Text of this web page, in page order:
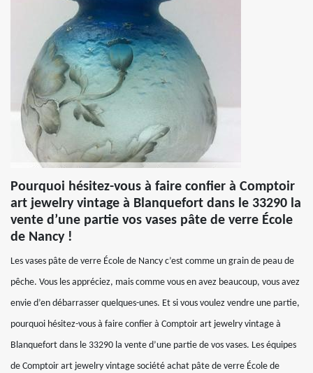
Pourquoi hésitez-vous à faire confier à Comptoir
art jewelry vintage à Blanquefort dans le 33290 la
vente d’une partie vos vases pâte de verre École
de Nancy !
Les vases pâte de verre École de Nancy c’est comme un grain de peau de
pêche. Vous les appréciez, mais comme vous en avez beaucoup, vous avez
envie d’en débarrasser quelques-unes. Et si vous voulez vendre une partie,
pourquoi hésitez-vous à faire confier à Comptoir art jewelry vintage à
Blanquefort dans le 33290 la vente d’une partie de vos vases. Les équipes
de Comptoir art jewelry vintage société achat pâte de verre École de